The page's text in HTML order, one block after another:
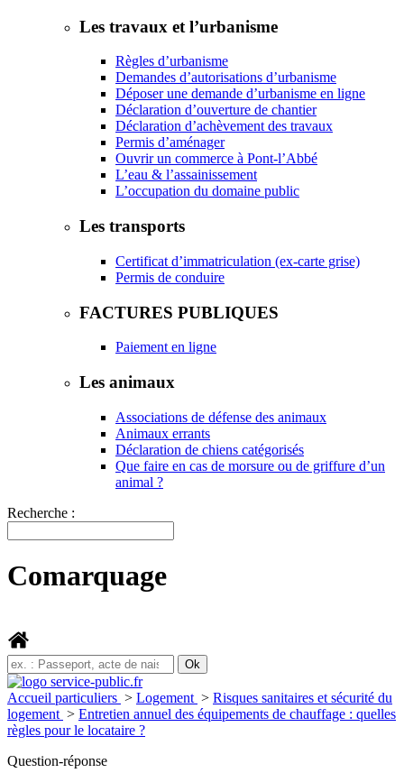
Les travaux et l’urbanisme
Règles d’urbanisme
Demandes d’autorisations d’urbanisme
Déposer une demande d’urbanisme en ligne
Déclaration d’ouverture de chantier
Déclaration d’achèvement des travaux
Permis d’aménager
Ouvrir un commerce à Pont-l’Abbé
L’eau & l’assainissement
L’occupation du domaine public
Les transports
Certificat d’immatriculation (ex-carte grise)
Permis de conduire
FACTURES PUBLIQUES
Paiement en ligne
Les animaux
Associations de défense des animaux
Animaux errants
Déclaration de chiens catégorisés
Que faire en cas de morsure ou de griffure d’un
animal ?
Recherche :
Comarquage
Accueil particuliers > Logement > Risques sanitaires et sécurité du
logement > Entretien annuel des équipements de chauffage : quelles
règles pour le locataire ?
Question-réponse